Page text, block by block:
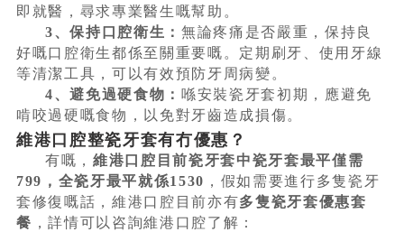
即就醫，尋求專業醫生嘅幫助。
3、保持口腔衛生： 無論疼痛是否嚴重，保持良
好嘅口腔衛生都係至關重要嘅。定期刷牙、使用牙線
等清潔工具，可以有效預防牙周病變。
4、避免過硬食物： 喺安裝瓷牙套初期，應避免
啃咬過硬嘅食物，以免對牙齒造成損傷。
維港口腔整瓷牙套有冇優惠？
有嘅， 維港口腔目前瓷牙套中瓷牙套最平僅需
799，全瓷牙最平就係1530 ，假如需要進行多隻瓷牙
套修復嘅話，維港口腔目前亦有多隻瓷牙套優惠套
餐 ，詳情可以咨詢維港口腔了解：